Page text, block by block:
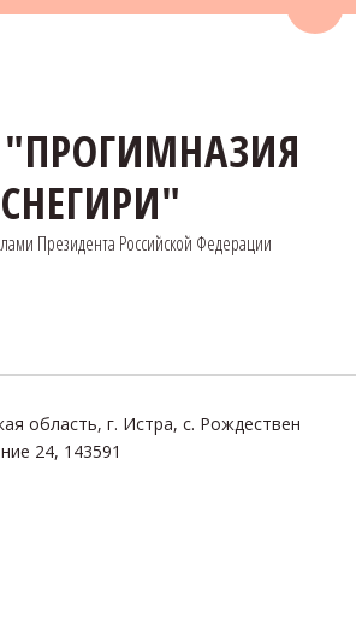
Президента Российской Федерации
область, г. Истра, с. Рождествен
24, 143591